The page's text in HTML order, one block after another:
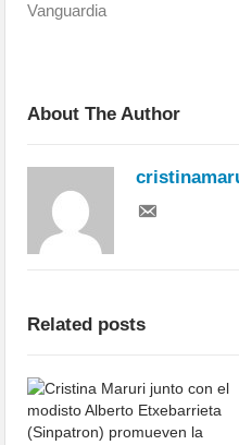
Vanguardia
About The Author
Related posts